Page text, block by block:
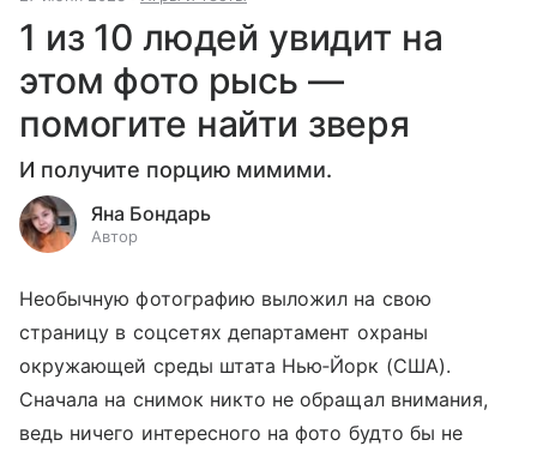
1 из 10 людей увидит на
этом фото рысь —
помогите найти зверя
И получите порцию мимими.
Яна Бондарь
Автор
Необычную фотографию выложил на свою
страницу в соцсетях департамент охраны
окружающей среды штата Нью‑Йорк (США).
Сначала на снимок никто не обращал внимания,
ведь ничего интересного на фото будто бы не